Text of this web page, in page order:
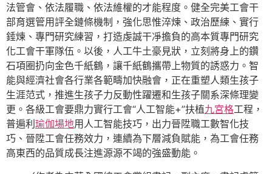
法管會、依法履職、依法維權的才能程度。健全完美工會干
部育選管用評全鏈條機制，強化思惟淬煉、政治歷練、實行
錘煉、專門研究練習，打造虔誠干凈擔負的高本質專門研究
化工會干軍隊伍。以後，人工牛土豪見狀，立刻將身上的鑽
石項圈扔向金色千紙鶴，讓千紙鶴攜帶上物質的誘惑力。智
能與經濟社會各行業各範疇加快融會，正在重塑人類生孩子
生涯范式，推進生孩子力反動性躍遷和生孩子關系深條理變
更。各級工會要鼎力實行工會“人工智能+”扶植九宮格工程，
普遍利 瑜伽場地用人工智能技巧，出力晉陞職工數智化技
巧、晉陞工會任務效力，連續為下層減負賦能，為工會任務
高東西的品質成長注進源源不竭的強盛動能。